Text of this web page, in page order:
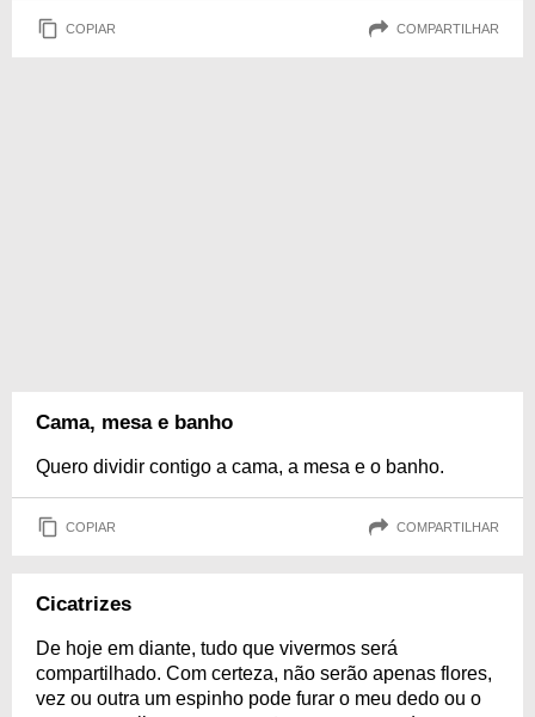
COPIAR COMPARTILHAR
Cama, mesa e banho
Quero dividir contigo a cama, a mesa e o banho.
COPIAR COMPARTILHAR
Cicatrizes
De hoje em diante, tudo que vivermos será
compartilhado. Com certeza, não serão apenas flores,
vez ou outra um espinho pode furar o meu dedo ou o